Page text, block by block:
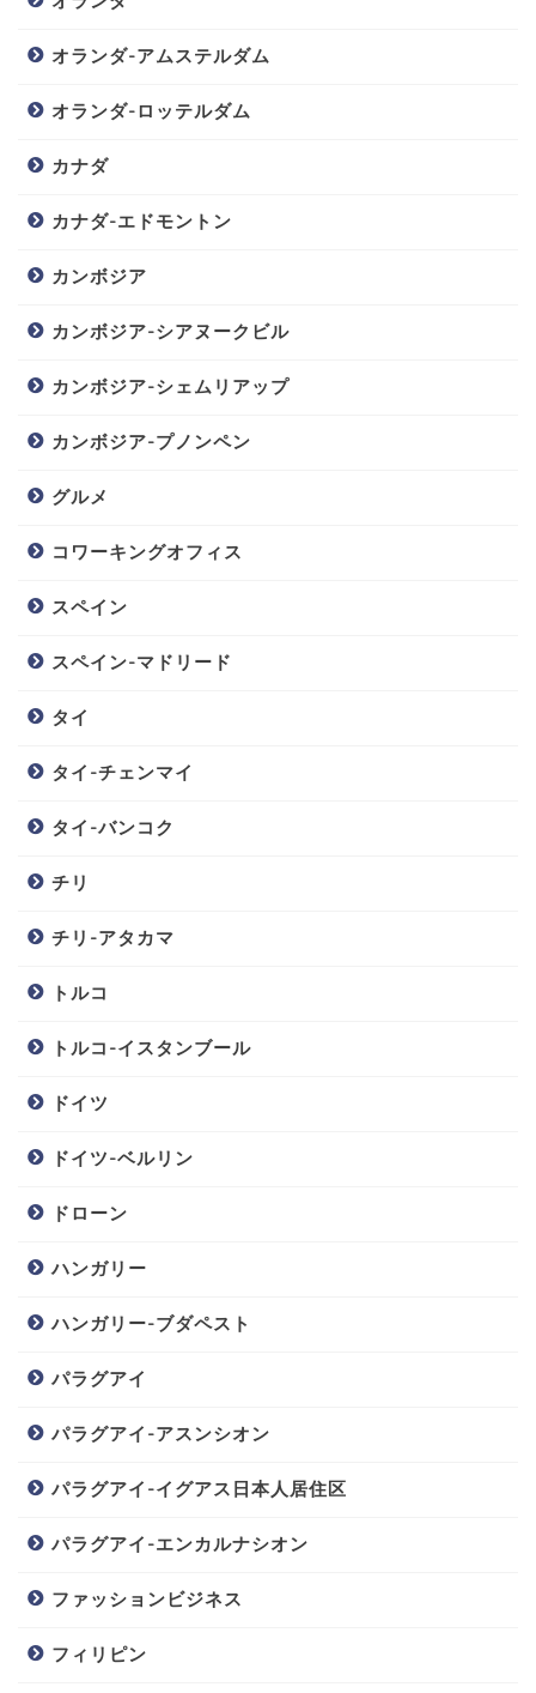
オランダ-アムステルダム
オランダ-ロッテルダム
カナダ
カナダ-エドモントン
カンボジア
カンボジア-シアヌークビル
カンボジア-シェムリアップ
カンボジア-プノンペン
グルメ
コワーキングオフィス
スペイン
スペイン-マドリード
タイ
タイ-チェンマイ
タイ-バンコク
チリ
チリ-アタカマ
トルコ
トルコ-イスタンブール
ドイツ
ドイツ-ベルリン
ドローン
ハンガリー
ハンガリー-ブダペスト
パラグアイ
パラグアイ-アスンシオン
パラグアイ-イグアス日本人居住区
パラグアイ-エンカルナシオン
ファッションビジネス
フィリピン